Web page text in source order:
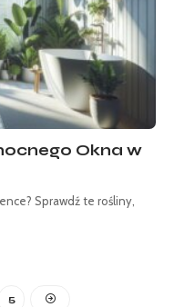
Okna w
Sprawdź te rośliny,
5